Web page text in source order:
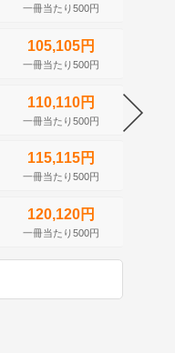
一冊当たり500円
105,105円
一冊当たり500円
110,110円
一冊当たり500円
115,115円
一冊当たり500円
120,120円
一冊当たり500円